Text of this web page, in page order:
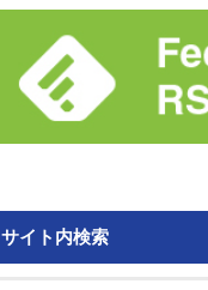
サイト内検索